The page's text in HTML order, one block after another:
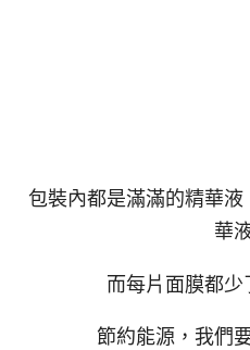
包裝內都是滿滿的精華
華
而每片面膜都少
節約能源，我們